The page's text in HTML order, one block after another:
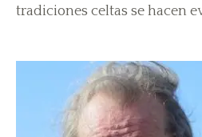
tradiciones celtas se hacen